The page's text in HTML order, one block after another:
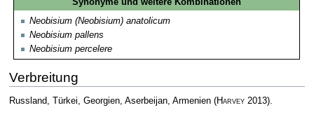
Neobisium (Neobisium) anatolicum
Neobisium pallens
Neobisium percelere
Verbreitung
Russland, Türkei, Georgien, Aserbeijan, Armenien (Harvey2013).